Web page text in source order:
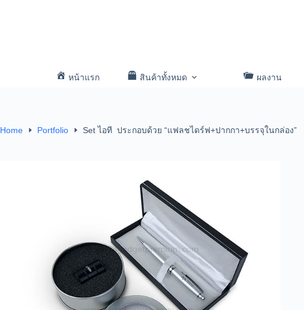
หน้าแรก สินค้าทั้งหมด ผลงาน
Home Portfolio Set ไอที ประกอบด้วย “แฟลชไดร์ฟ+ปากกา+บรรจุในกล่อง”